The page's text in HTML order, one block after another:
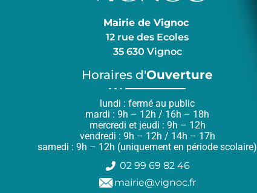
Mairie de Vignoc
12 rue des Ecoles
35 630 Vignoc
Horaires d'Ouverture
lundi : fermé au public
mardi : 9h – 12h / 16h – 18h
mercredi et jeudi : 9h – 12h
vendredi : 9h – 12h / 14h – 17h
samedi : 9h – 12h (uniquement en période scolaire)
02 99 69 82 46
mairie@vignoc.fr